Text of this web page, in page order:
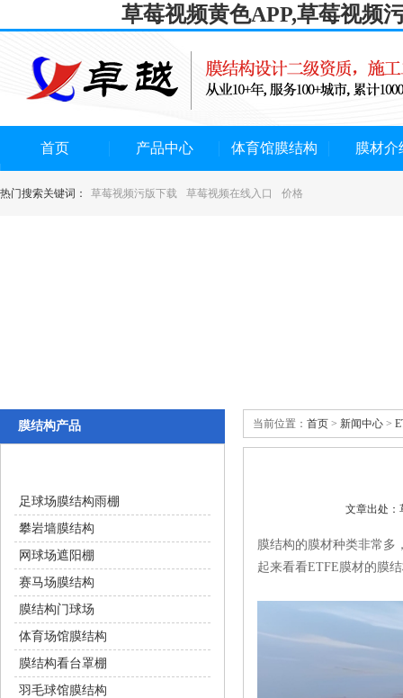
草莓视频黄色APP,草莓视频
首页 产品中心 体育馆膜结构 膜材介
热门搜索关键词： 草莓视频污版下载 草莓视频在线入口 价格
当前位置： 首页 > 新闻中心 >
文章出处
膜结构的膜材种类非常多
起来看看ETFE膜材的膜结
膜结构产品
足球场膜结构雨棚
攀岩墙膜结构
网球场遮阳棚
赛马场膜结构
膜结构门球场
体育场馆膜结构
膜结构看台罩棚
羽毛球馆膜结构